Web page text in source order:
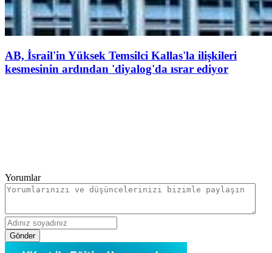
AB, İsrail'in Yüksek Temsilci Kallas'la ilişkileri
kesmesinin ardından 'diyalog'da ısrar ediyor
Yorumlar
Gönder